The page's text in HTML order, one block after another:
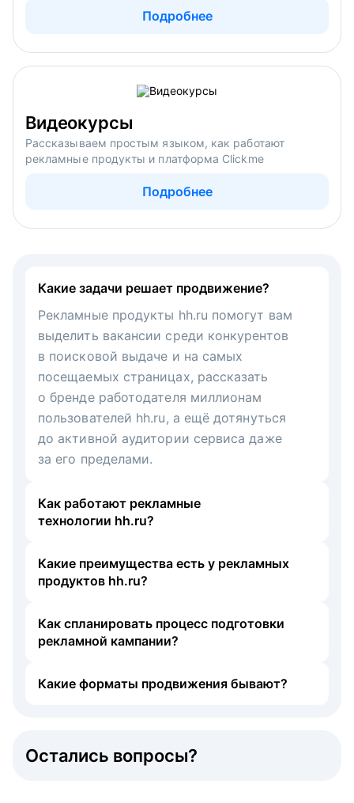
Подробнее
Видеокурсы
Рассказываем простым языком, как работают
рекламные продукты и платформа Clickme
Подробнее
Какие задачи решает продвижение?
Рекламные продукты hh.ru помогут вам
выделить вакансии среди конкурентов
в поисковой выдаче и на самых
посещаемых страницах, рассказать
о бренде работодателя миллионам
пользователей hh.ru, а ещё дотянуться
до активной аудитории сервиса даже
за его пределами.
Как работают рекламные
технологии hh.ru?
Какие преимущества есть у рекламных
продуктов hh.ru?
Как спланировать процесс подготовки
рекламной кампании?
Какие форматы продвижения бывают?
Остались вопросы?